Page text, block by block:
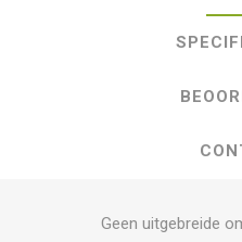
Geen uitgebreide